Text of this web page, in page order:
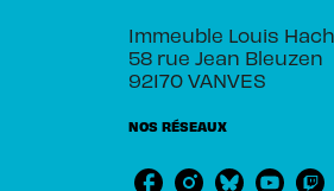
Immeuble Louis
58 rue Jean Bleuzen
92170 VANVES
NOS RÉSEAUX